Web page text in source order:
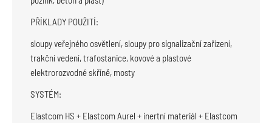
PŘÍKLADY POUŽITÍ:
sloupy veřejného osvětlení, sloupy pro signalizační zařízení,
trakční vedení, trafostanice, kovové a plastové
elektrorozvodné skříně, mosty
SYSTÉM:
Elastcom HS + Elastcom Aurel + inertní materiál + Elastcom